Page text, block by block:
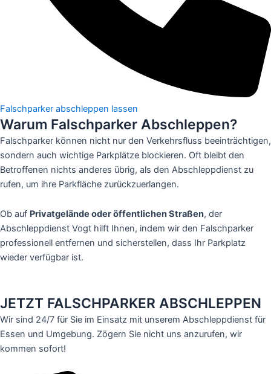
Falschparker abschleppen lassen
Warum Falschparker Abschleppen?
Falschparker können nicht nur den Verkehrsfluss beeinträchtigen,
sondern auch wichtige Parkplätze blockieren. Oft bleibt den
Betroffenen nichts anderes übrig, als den Abschleppdienst zu
rufen, um ihre Parkfläche zurückzuerlangen.
Ob auf Privatgelände oder öffentlichen Straßen, der
Abschleppdienst Vogt hilft Ihnen, indem wir den Falschparker
professionell entfernen und sicherstellen, dass Ihr Parkplatz
wieder verfügbar ist.
JETZT FALSCHPARKER ABSCHLEPPEN
Wir sind 24/7 für Sie im Einsatz mit unserem Abschleppdienst für
Essen und Umgebung. Zögern Sie nicht uns anzurufen, wir
kommen sofort!